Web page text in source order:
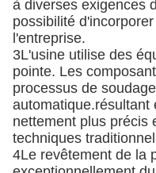
à diverses exigences
possibilité
l'entreprise.
3L'usine utilise des
pointe. Les
processus de
automatique.résultant
nettement plus précis
techniques
4Le revêtement de la